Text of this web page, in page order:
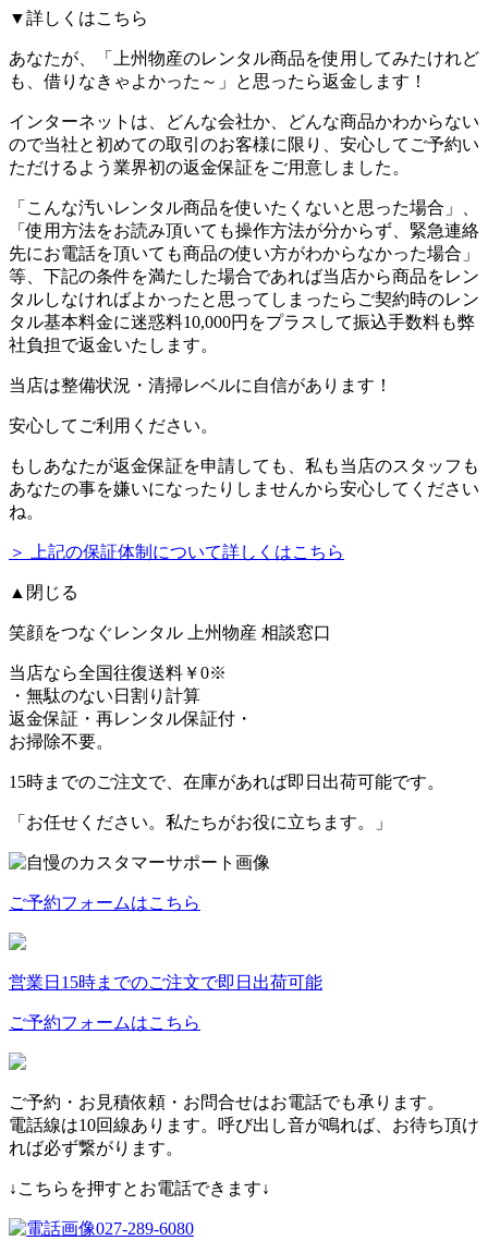
▼詳しくはこちら
あなたが、「上州物産のレンタル商品を使用してみたけれど
も、借りなきゃよかった～」と思ったら返金します！
インターネットは、どんな会社か、どんな商品かわからない
ので当社と初めての取引のお客様に限り、安心してご予約い
ただけるよう業界初の返金保証をご用意しました。
「こんな汚いレンタル商品を使いたくないと思った場合」、
「使用方法をお読み頂いても操作方法が分からず、緊急連絡
先にお電話を頂いても商品の使い方がわからなかった場合」
等、下記の条件を満たした場合であれば当店から商品をレン
タルしなければよかったと思ってしまったらご契約時のレン
タル基本料金に迷惑料10,000円をプラスして振込手数料も弊
社負担で返金いたします。
当店は整備状況・清掃レベルに自信があります！
安心してご利用ください。
もしあなたが返金保証を申請しても、私も当店のスタッフも
あなたの事を嫌いになったりしませんから安心してください
ね。
＞ 上記の保証体制について詳しくはこちら
▲閉じる
笑顔をつなぐレンタル 上州物産 相談窓口
当店なら全国往復送料￥0※
・無駄のない日割り計算
返金保証・再レンタル保証付・
お掃除不要。
15時までのご注文で、在庫があれば即日出荷可能です。
「お任せください。私たちがお役に立ちます。」
ご予約フォームはこちら
営業日15時までのご注文で即日出荷可能
ご予約フォームはこちら
ご予約・お見積依頼・お問合せはお電話でも承ります。
電話線は10回線あります。呼び出し音が鳴れば、お待ち頂け
れば必ず繋がります。
↓こちらを押すとお電話できます↓
027-289-6080